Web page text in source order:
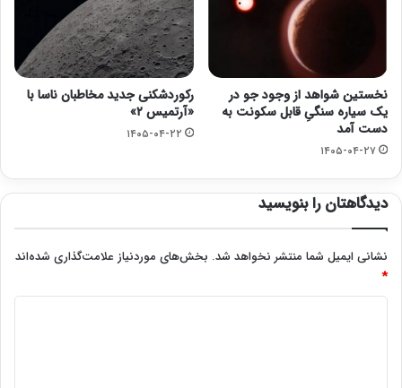
نخستین شواهد از وجود جو در
یک سیاره سنگیِ قابل سکونت به
دست آمد
۱۴۰۵-۰۴-۲۷
رکوردشکنی جدید مخاطبان ناسا با
«آرتمیس ۲»
۱۴۰۵-۰۴-۲۲
دیدگاهتان را بنویسید
نشانی ایمیل شما منتشر نخواهد شد. بخش‌های موردنیاز علامت‌گذاری شده‌اند
*